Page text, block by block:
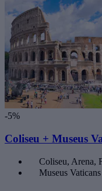
-5%
Coliseu + Museus
Coliseu, Arena,
Museus